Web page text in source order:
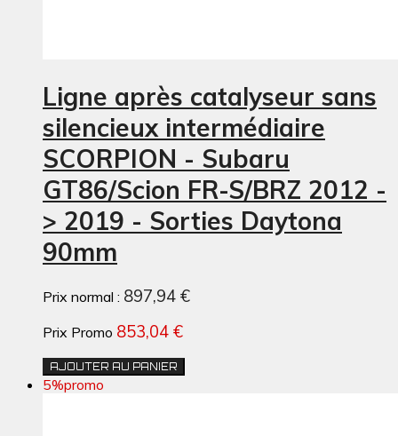
Ligne après catalyseur sans
silencieux intermédiaire
SCORPION - Subaru
GT86/Scion FR-S/BRZ 2012 -
> 2019 - Sorties Daytona
90mm
Prix normal : 897,94 €
Prix Promo 853,04 €
AJOUTER AU PANIER
5%promo